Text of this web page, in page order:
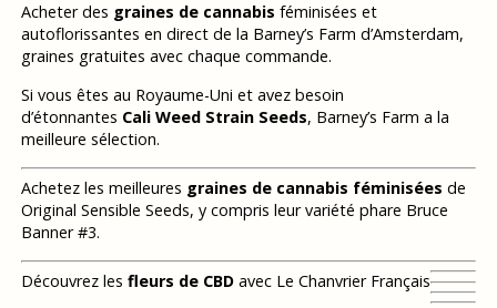
Acheter des graines de cannabis féminisées et
autoflorissantes en direct de la Barney’s Farm d’Amsterdam,
graines gratuites avec chaque commande.
Si vous êtes au Royaume-Uni et avez besoin
d’étonnantes Cali Weed Strain Seeds, Barney’s Farm a la
meilleure sélection.
Achetez les meilleures graines de cannabis féminisées de
Original Sensible Seeds, y compris leur variété phare Bruce
Banner #3.
Découvrez les fleurs de CBDavec Le Chanvrier Français